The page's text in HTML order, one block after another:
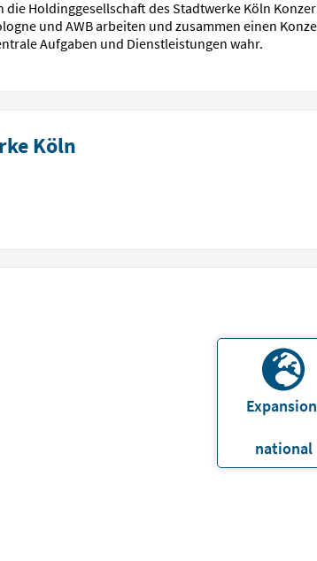
Holdinggesellschaft des Stadtwerke Köln
und AWB arbeiten und zusammen einen
Aufgaben und Dienstleistungen wahr.
Köln
national